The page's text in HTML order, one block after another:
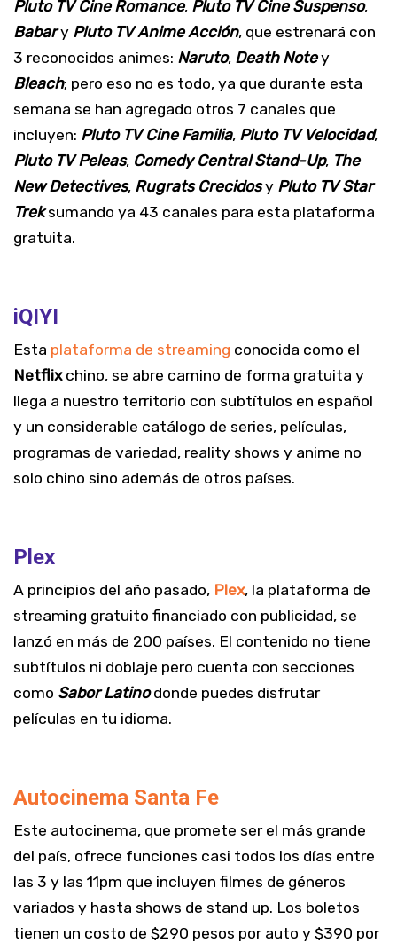
Pluto TV Cine Romance, Pluto TV Cine Suspenso,
Babary Pluto TV Anime Acción, que estrenará con
3 reconocidos animes: Naruto, Death Notey
Bleach; pero eso no es todo, ya que durante esta
semana se han agregado otros 7 canales que
incluyen: Pluto TV Cine Familia, Pluto TV Velocidad,
Pluto TV Peleas, Comedy Central Stand-Up, The
New Detectives, Rugrats Crecidosy Pluto TV Star
Treksumando ya 43 canales para esta plataforma
gratuita.
iQIYI
Esta plataforma de streaming conocida como el
Netflixchino, se abre camino de forma gratuita y
llega a nuestro territorio con subtítulos en español
y un considerable catálogo de series, películas,
programas de variedad, reality shows y anime no
solo chino sino además de otros países.
Plex
A principios del año pasado, Plex, la plataforma de
streaming gratuito financiado con publicidad, se
lanzó en más de 200 países. El contenido no tiene
subtítulos ni doblaje pero cuenta con secciones
como Sabor Latinodonde puedes disfrutar
películas en tu idioma.
Autocinema Santa Fe
Este autocinema, que promete ser el más grande
del país, ofrece funciones casi todos los días entre
las 3 y las 11pm que incluyen filmes de géneros
variados y hasta shows de stand up. Los boletos
tienen un costo de $290 pesos por auto y $390 por